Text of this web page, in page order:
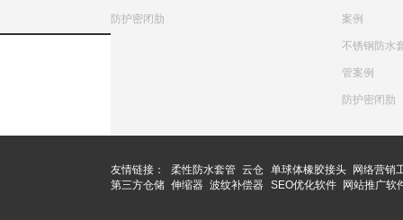
防护密闭肋 案例
不锈钢防水
管案例
防护密闭肋
友情链接： 柔性防水套管 云仓 单球体橡胶接头
网络营销
第三方仓储 伸缩器 波纹补偿器 SEO优化软件 网站推广软